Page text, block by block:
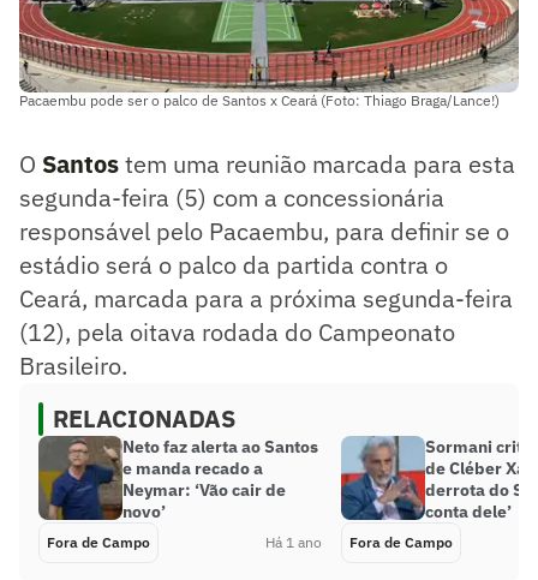
Pacaembu pode ser o palco de Santos x Ceará (Foto: Thiago Braga/Lance!)
O Santostem uma reunião marcada para esta
segunda-feira (5) com a concessionária
responsável pelo Pacaembu, para definir se o
estádio será o palco da partida contra o
Ceará, marcada para a próxima segunda-feira
(12), pela oitava rodada do Campeonato
Brasileiro.
RELACIONADAS
Neto faz alerta ao Santos
e manda recado a
Neymar: ‘Vão cair de
novo’
Fora de Campo Há 1 ano
Sormani
de Cléber
derrota do
conta dele’
Fora de Campo